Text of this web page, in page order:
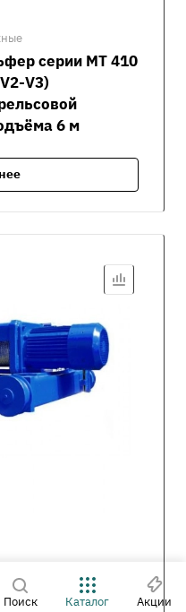
серии MT 410
V3)
6 м
Поиск Каталог Акции